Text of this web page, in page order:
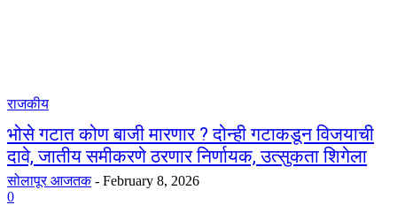
राजकीय
भोसे गटात कोण बाजी मारणार ? दोन्ही गटाकडून विजयाची
दावे, जातीय समीकरणे ठरणार निर्णायक, उत्सुकता शिगेला
सोलापूर आजतक - February 8, 2026
0